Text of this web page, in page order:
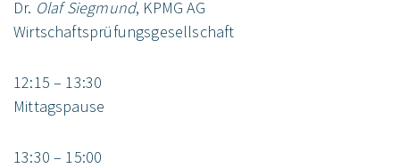
Dr. Olaf Siegmund, KPMG AG
Wirtschaftsprüfungsgesellschaft
12:15 – 13:30
Mittagspause
13:30 – 15:00